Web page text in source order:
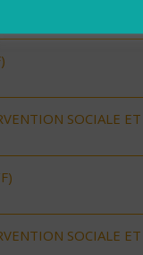
SOCIALE ET
SOCIALE ET